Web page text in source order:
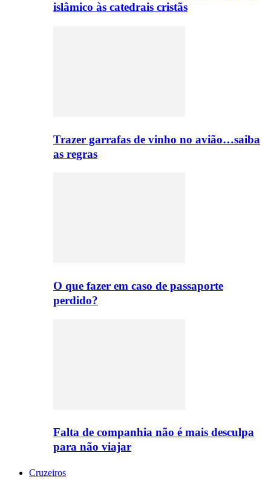
islâmico às catedrais cristãs
Trazer garrafas de vinho no avião…saiba
as regras
O que fazer em caso de passaporte
perdido?
Falta de companhia não é mais desculpa
para não viajar
Cruzeiros